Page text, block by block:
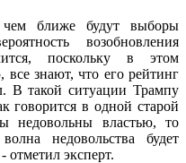
ближе будут выборы
возобновления
поскольку в этом
знают, что его рейтинг
В такой ситуации Трампу
говорится в одной старой
недовольны властью, то
недовольства будет
отметил эксперт.